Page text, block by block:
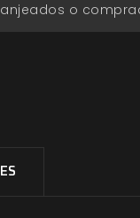
o